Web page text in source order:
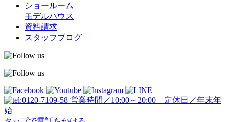
ショールーム
モデルハウス
資料請求
スタッフブログ
営業時間／10:00～20:00 定休日／年末年
始